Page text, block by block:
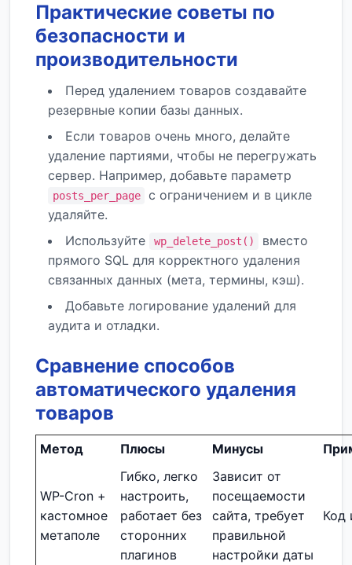
Практические советы по
безопасности и
производительности
Перед удалением товаров создавайте
резервные копии базы данных.
Если товаров очень много, делайте
удаление партиями, чтобы не перегружать
сервер. Например, добавьте параметр
posts_per_page
с ограничением и в цикле
удаляйте.
Используйте
wp_delete_post()
вместо
прямого SQL для корректного удаления
связанных данных (мета, термины, кэш).
Добавьте логирование удалений для
аудита и отладки.
Сравнение способов
автоматического удаления
товаров
Метод Плюсы Минусы
WP-Cron +
кастомное
метаполе
Гибко, легко
настроить,
работает без
сторонних
плагинов
Зависит от
посещаемости
сайта, требует
правильной
настройки даты
Код